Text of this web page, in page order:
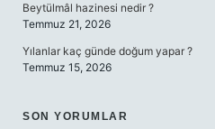
Beytülmâl hazinesi nedir ?
Temmuz 21, 2026
Yılanlar kaç günde doğum yapar ?
Temmuz 15, 2026
SON YORUMLAR